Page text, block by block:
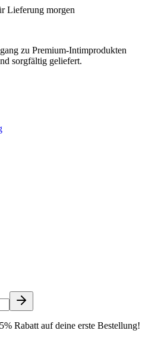
Lieferung morgen
zu Premium-Intimprodukten
sorgfältig geliefert.
Rabatt auf deine erste Bestellung!